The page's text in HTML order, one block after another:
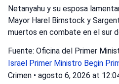
Netanyahu y su esposa
Mayor Harel Birnstock y
muertos en combate en el sur
Fuente: Oficina del Primer
Israel Primer Ministro Begin
Crimen • agosto 6, 2026 at